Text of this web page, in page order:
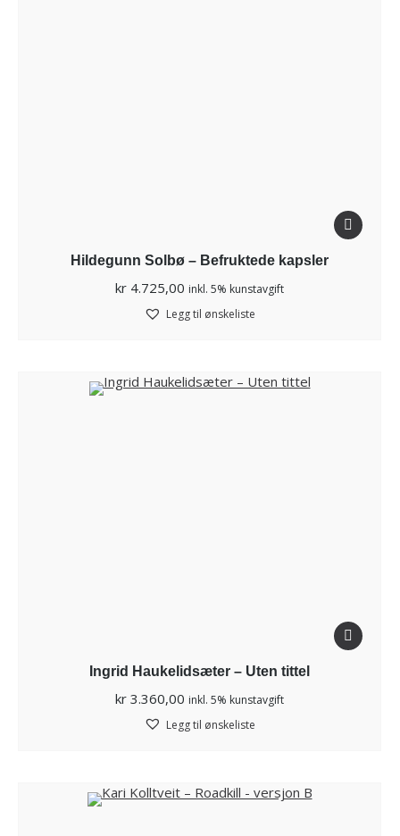
Hildegunn Solbø – Befruktede kapsler
kr 4.725,00 inkl. 5% kunstavgift
Legg til ønskeliste
Ingrid Haukelidsæter – Uten tittel
kr 3.360,00 inkl. 5% kunstavgift
Legg til ønskeliste